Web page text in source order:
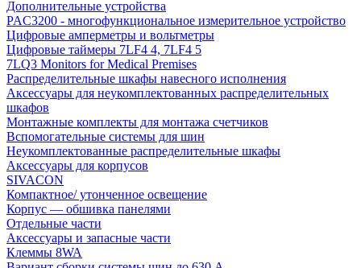
Дополнительные устройства
PAC3200 - многофункциональное измерительное устройство
Цифровые амперметры и вольтметры
Цифровые таймеры 7LF4 4, 7LF4 5
7LQ3 Monitors for Medical Premises
Распределительные шкафы навесного исполнения
Аксессуары для неукомплектованных распределительных
шкафов
Монтажные комплекты для монтажа счетчиков
Вспомогательные системы для шин
Неукомплектованные распределительные шкафы
Аксессуары для корпусов
SIVACON
Компактное/ утонченное освещение
Корпус — обшивка панелями
Отдельные части
Аксессуары и запасные части
Клеммы 8WA